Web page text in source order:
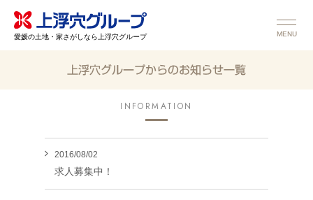
愛媛の土地・家さがしなら上浮穴グループ MENU
上浮穴グループからのお知らせ一覧
INFORMATION
2016/08/02
求人募集中！